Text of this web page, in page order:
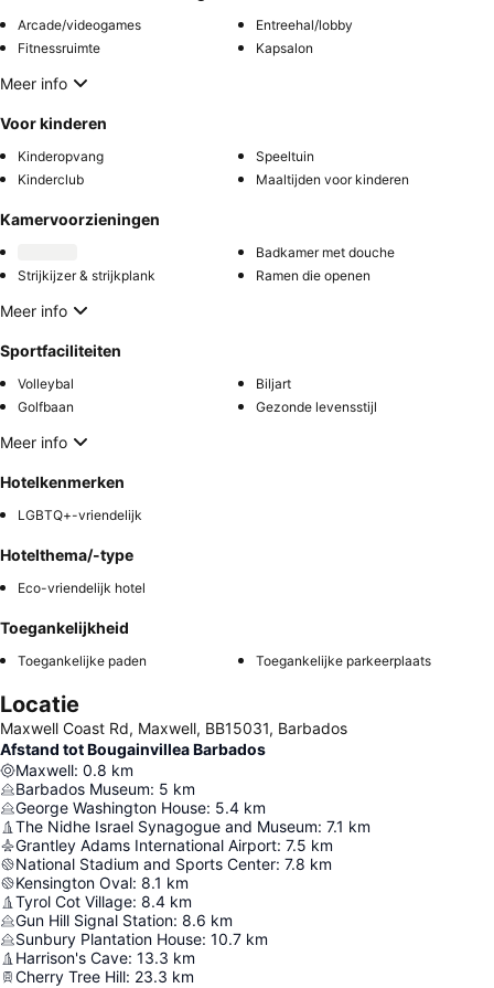
Arcade/videogames
Entreehal/lobby
Fitnessruimte
Kapsalon
Meer info
Voor kinderen
Kinderopvang
Speeltuin
Kinderclub
Maaltijden voor kinderen
Kamervoorzieningen
Badkamer met douche
Strijkijzer & strijkplank
Ramen die openen
Meer info
Sportfaciliteiten
Volleybal
Biljart
Golfbaan
Gezonde levensstijl
Meer info
Hotelkenmerken
LGBTQ+-vriendelijk
Hotelthema/-type
Eco-vriendelijk hotel
Toegankelijkheid
Toegankelijke paden Toegankelijke parkeerplaats
Locatie
Maxwell Coast Rd, Maxwell, BB15031, Barbados
Afstand tot Bougainvillea Barbados
Maxwell: 0.8 km
Barbados Museum: 5 km
George Washington House: 5.4 km
The Nidhe Israel Synagogue and Museum: 7.1 km
Grantley Adams International Airport: 7.5 km
National Stadium and Sports Center: 7.8 km
Kensington Oval: 8.1 km
Tyrol Cot Village: 8.4 km
Gun Hill Signal Station: 8.6 km
Sunbury Plantation House: 10.7 km
Harrison's Cave: 13.3 km
Cherry Tree Hill: 23.3 km